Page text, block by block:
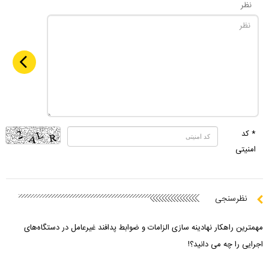
نظر
* کد
امنیتی
نظرسنجی
مهمترین راهکار نهادینه سازی الزامات و ضوابط پدافند غیرعامل در دستگاه‌های
اجرایی را چه می دانید؟!